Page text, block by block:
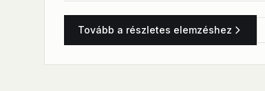
Tovább a részletes elemzéshez